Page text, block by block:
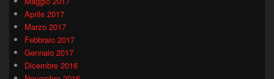
Aprile 2017
Marzo 2017
Febbraio 2017
Gennaio 2017
Dicembre 2016